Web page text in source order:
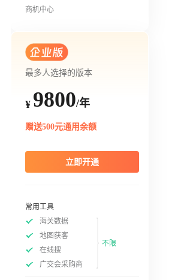
商机中心
最多人选择的版本
¥ 9800/年
赠送500元通用余额
立即开通
常用工具
海关数据
地图获客
在线搜
广交会采购商
不限